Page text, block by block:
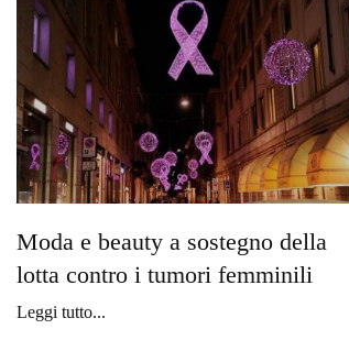
Moda e beauty a sostegno della
lotta contro i tumori femminili
Leggi tutto...